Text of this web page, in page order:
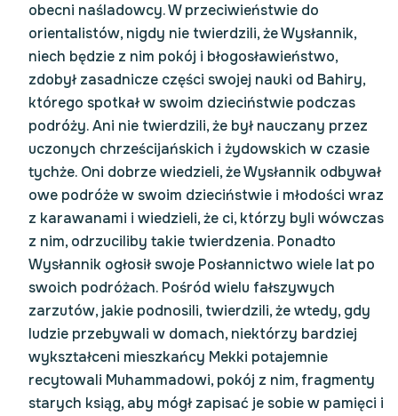
obecni naśladowcy. W przeciwieństwie do
orientalistów, nigdy nie twierdzili, że Wysłannik,
niech będzie z nim pokój i błogosławieństwo,
zdobył zasadnicze części swojej nauki od Bahiry,
którego spotkał w swoim dzieciństwie podczas
podróży. Ani nie twierdzili, że był nauczany przez
uczonych chrześcijańskich i żydowskich w czasie
tychże. Oni dobrze wiedzieli, że Wysłannik odbywał
owe podróże w swoim dzieciństwie i młodości wraz
z karawanami i wiedzieli, że ci, którzy byli wówczas
z nim, odrzuciliby takie twierdzenia. Ponadto
Wysłannik ogłosił swoje Posłannictwo wiele lat po
swoich podróżach. Pośród wielu fałszywych
zarzutów, jakie podnosili, twierdzili, że wtedy, gdy
ludzie przebywali w domach, niektórzy bardziej
wykształceni mieszkańcy Mekki potajemnie
recytowali Muhammadowi, pokój z nim, fragmenty
starych ksiąg, aby mógł zapisać je sobie w pamięci i